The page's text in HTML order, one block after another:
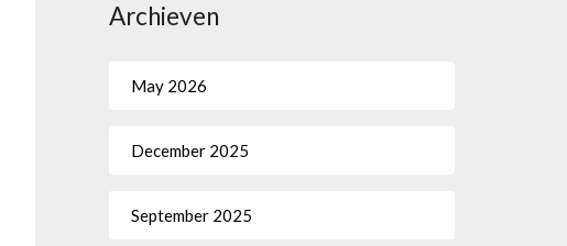
Archieven
May 2026
December 2025
September 2025